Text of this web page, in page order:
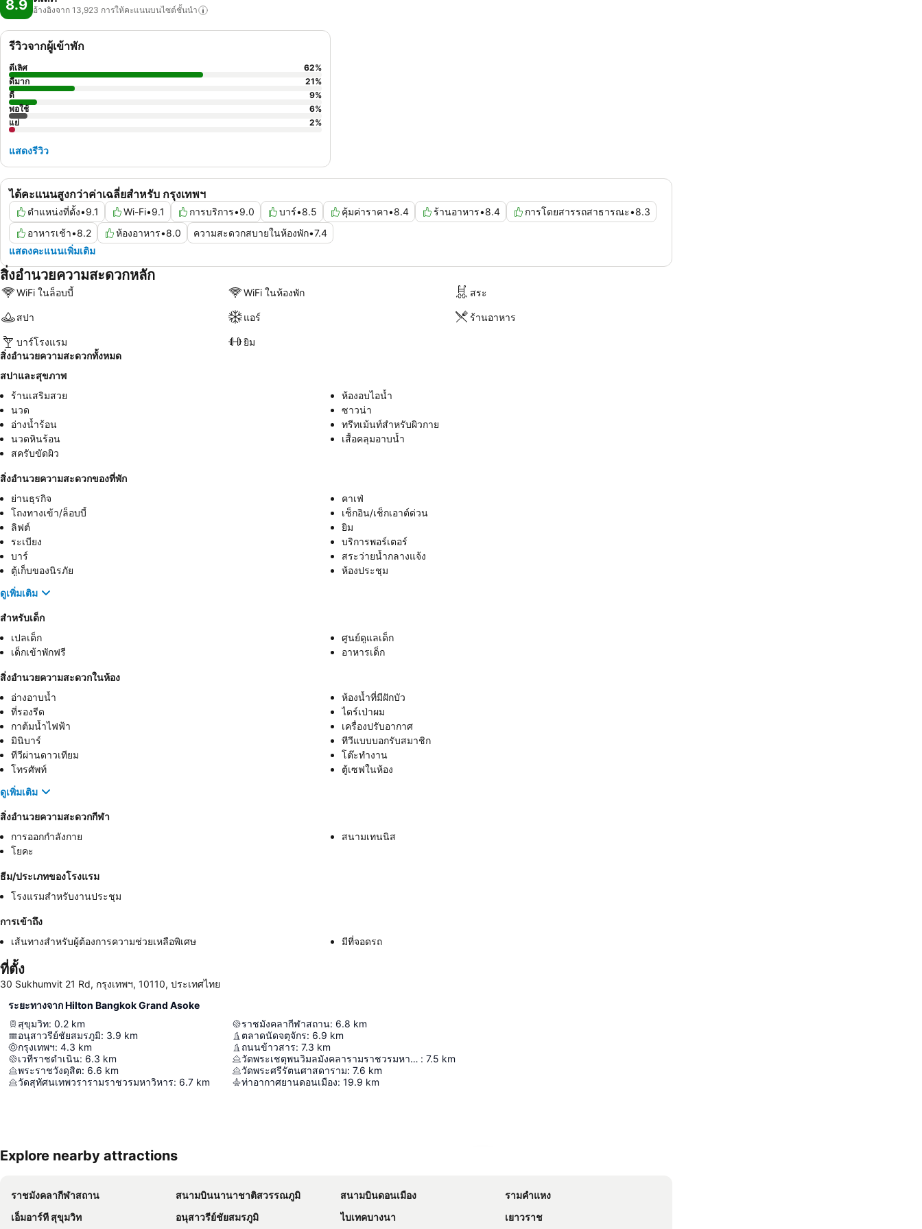
8.9 อ้างอิงจาก 13,923 การให้คะแนนบนไซต์ชั้นนำ
ได้คะแนนสูงกว่าค่าเฉลี่ยสำหรับ กรุงเทพฯ
ตำแหน่งที่ตั้ง•9.1 Wi-Fi•9.1 การบริการ•9.0 บาร์•8.5 คุ้มค่าราคา•8.4 ร้านอาหาร•8.4 การโดยสารรถสาธารณะ•8.3
อาหารเช้า•8.2 ห้องอาหาร•8.0 ความสะดวกสบายในห้องพัก•7.4
แสดงคะแนนเพิ่มเติม
รีวิวจากผู้เข้าพัก
ดีเลิศ 62%
ดีมาก
21%
ดี
9%
พอใช้
6%
แย่
2%
แสดงรีวิว
สิ่งอำนวยความสะดวกหลัก
WiFi ในล็อบบี้ WiFi ในห้องพัก สระ
สปา แอร์ ร้านอาหาร
บาร์โรงแรม
ยิม
สิ่งอำนวยความสะดวกทั้งหมด
สปาและสุขภาพ
ร้านเสริมสวย
ห้องอบไอน้ำ
นวด
ซาวน่า
อ่างน้ำร้อน
ทรีทเม้นท์สำหรับผิวกาย
นวดหินร้อน
เสื้อคลุมอาบน้ำ
สครับขัดผิว
สิ่งอำนวยความสะดวกของที่พัก
ย่านธุรกิจ
คาเฟ่
โถงทางเข้า/ล็อบบี้
เช็กอิน/เช็กเอาต์ด่วน
ลิฟต์
ยิม
ระเบียง
บริการพอร์เตอร์
บาร์
สระว่ายน้ำกลางแจ้ง
ตู้เก็บของนิรภัย
ห้องประชุม
ดูเพิ่มเติม
สำหรับเด็ก
เปลเด็ก
ศูนย์ดูแลเด็ก
เด็กเข้าพักฟรี
อาหารเด็ก
สิ่งอำนวยความสะดวกในห้อง
อ่างอาบน้ำ
ห้องน้ำที่มีฝักบัว
ที่รองรีด
ไดร์เป่าผม
กาต้มน้ำไฟฟ้า
เครื่องปรับอากาศ
มินิบาร์
ทีวีแบบบอกรับสมาชิก
ทีวีผ่านดาวเทียม
โต๊ะทำงาน
โทรศัพท์
ตู้เซฟในห้อง
ดูเพิ่มเติม
สิ่งอำนวยความสะดวกกีฬา
การออกกำลังกาย
สนามเทนนิส
โยคะ
ธีม/ประเภทของโรงแรม
โรงแรมสำหรับงานประชุม
การเข้าถึง
เส้นทางสำหรับผู้ต้องการความช่วยเหลือพิเศษ
มีที่จอดรถ
ที่ตั้ง
30 Sukhumvit 21 Rd, กรุงเทพฯ, 10110, ประเทศไทย
ระยะทางจาก Hilton Bangkok Grand Asoke
สุขุมวิท: 0.2 km
อนุสาวรีย์ชัยสมรภูมิ: 3.9 km
กรุงเทพฯ: 4.3 km
เวทีราชดำเนิน: 6.3 km
พระราชวังดุสิต: 6.6 km
วัดสุทัศนเทพวรารามราชวรมหาวิหาร: 6.7 km
ราชมังคลากีฬาสถาน: 6.8 km
ตลาดนัดจตุจักร: 6.9 km
ถนนข้าวสาร: 7.3 km
วัดพระเชตุพนวิมลมังคลารามราชวรมหาวิหาร : 7.5 km
วัดพระศรีรัตนศาสดาราม: 7.6 km
ท่าอากาศยานดอนเมือง: 19.9 km
Explore nearby attractions
ราชมังคลากีฬาสถาน สนามบินนานาชาติสวรรณภูมิ สนามบินดอนเมือง
รามคำแหง
เอ็มอาร์ที สุขุมวิท
อนุสาวรีย์ชัยสมรภูมิ ไบเทคบางนา เยาวราช